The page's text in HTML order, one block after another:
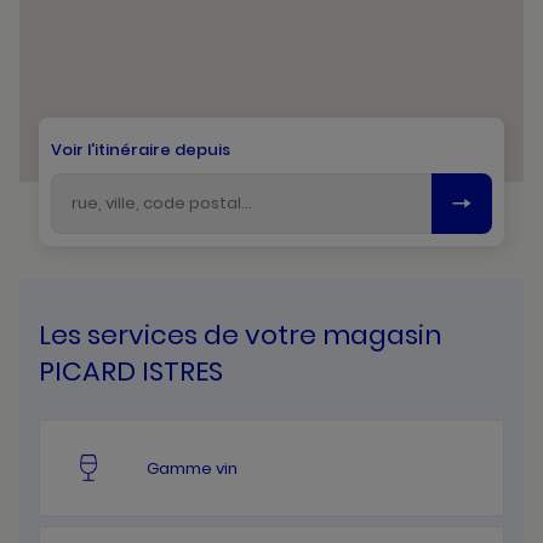
Voir l'itinéraire depuis
Les services de votre magasin
PICARD ISTRES
Gamme vin